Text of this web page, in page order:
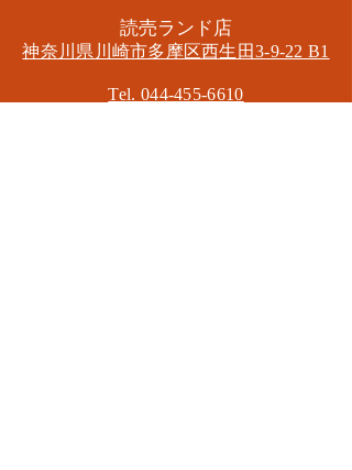
​読売ランド店
神奈川県川崎市多摩区​西生田3-9-22 B1
Tel. 044-455-6610